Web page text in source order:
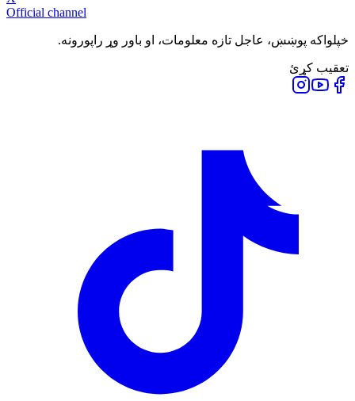
Official channel
خپلواکه پوښښ، عاجل تازه معلومات، او باور وړ راپورونه.
تعقیب کړئ